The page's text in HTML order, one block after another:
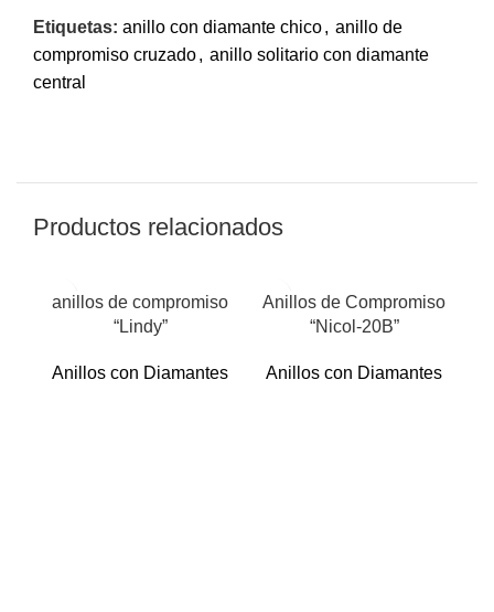
Etiquetas: anillo con diamante chico, anillo de
compromiso cruzado, anillo solitario con diamante
central
Productos relacionados
anillos de compromiso
“Lindy”
Anillos con Diamantes
Anillos de Compromiso
“Nicol-20B”
Anillos con Diamantes